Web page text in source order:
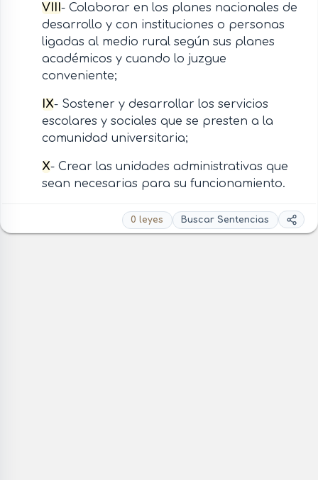
VIII - Colaborar en los planes nacionales de
desarrollo y con instituciones o personas
ligadas al medio rural según sus planes
académicos y cuando lo juzgue
conveniente;
IX- Sostener y desarrollar los servicios
escolares y sociales que se presten a la
comunidad universitaria;
X- Crear las unidades administrativas que
sean necesarias para su funcionamiento.
0 leyes Buscar Sentencias